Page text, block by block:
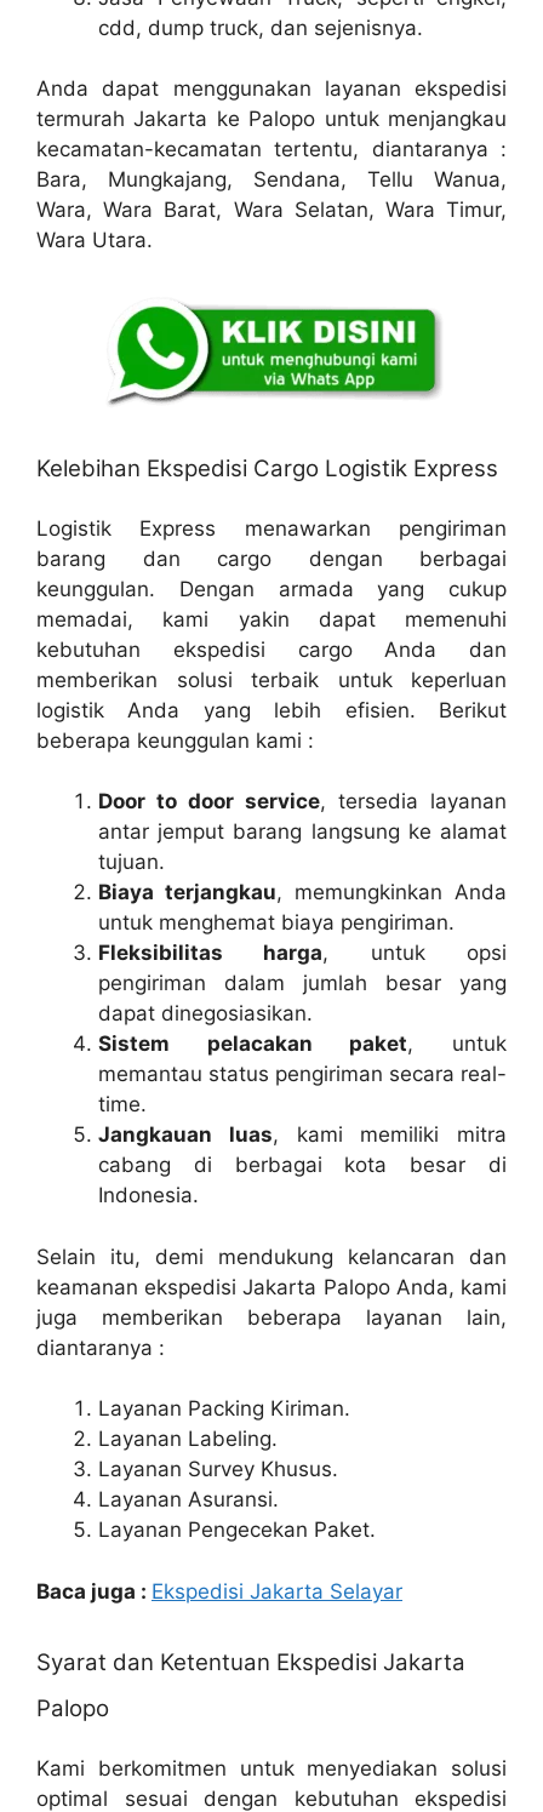
cdd, dump truck, dan sejenisnya.
Anda dapat menggunakan layanan ekspedisi
termurah Jakarta ke Palopo untuk menjangkau
kecamatan-kecamatan tertentu, diantaranya :
Bara, Mungkajang, Sendana, Tellu Wanua,
Wara, Wara Barat, Wara Selatan, Wara Timur,
Wara Utara.
Kelebihan Ekspedisi Cargo Logistik Express
Logistik Express menawarkan pengiriman
barang dan cargo dengan berbagai
keunggulan. Dengan armada yang cukup
memadai, kami yakin dapat memenuhi
kebutuhan ekspedisi cargo Anda dan
memberikan solusi terbaik untuk keperluan
logistik Anda yang lebih efisien. Berikut
beberapa keunggulan kami :
Door to door service, tersedia layanan
antar jemput barang langsung ke alamat
tujuan.
Biaya terjangkau, memungkinkan Anda
untuk menghemat biaya pengiriman.
Fleksibilitas harga, untuk opsi
pengiriman dalam jumlah besar yang
dapat dinegosiasikan.
Sistem pelacakan paket, untuk
memantau status pengiriman secara real-
time.
Jangkauan luas, kami memiliki mitra
cabang di berbagai kota besar di
Indonesia.
Selain itu, demi mendukung kelancaran dan
keamanan ekspedisi Jakarta Palopo Anda, kami
juga memberikan beberapa layanan lain,
diantaranya :
Layanan Packing Kiriman.
Layanan Labeling.
Layanan Survey Khusus.
Layanan Asuransi.
Layanan Pengecekan Paket.
Baca juga : Ekspedisi Jakarta Selayar
Syarat dan Ketentuan Ekspedisi Jakarta
Palopo
Kami berkomitmen untuk menyediakan solusi
optimal sesuai dengan kebutuhan ekspedisi